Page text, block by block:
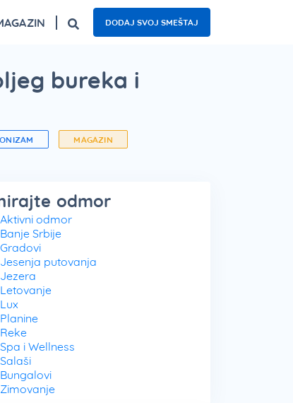
DODAJ SVOJ SMEŠTAJ
bureka i
MAGAZIN
odmor
Aktivni odmor
Banje Srbije
Gradovi
Jesenja putovanja
Jezera
Letovanje
Lux
Planine
Reke
Spa i Wellness
Salaši
Bungalovi
Zimovanje